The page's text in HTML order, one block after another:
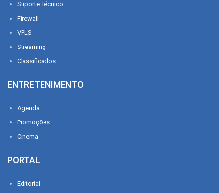
Suporte Técnico
Firewall
VPLS
Streaming
Classificados
ENTRETENIMENTO
Agenda
Promoções
Cinema
PORTAL
Editorial